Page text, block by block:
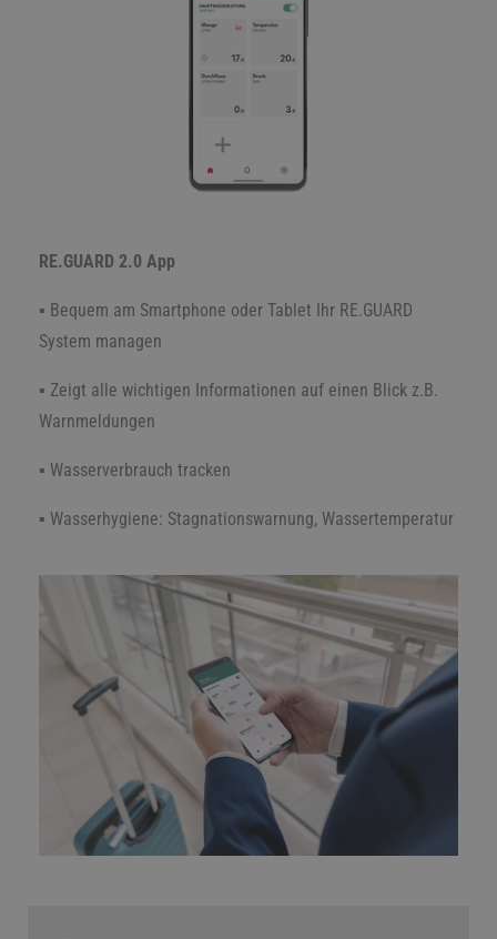
RE.GUARD 2.0 App
▪ Bequem am Smartphone oder Tablet Ihr RE.GUARD
System managen
▪ Zeigt alle wichtigen Informationen auf einen Blick z.B.
Warnmeldungen
▪ Wasserverbrauch tracken
▪ Wasserhygiene: Stagnationswarnung, Wassertemperatur